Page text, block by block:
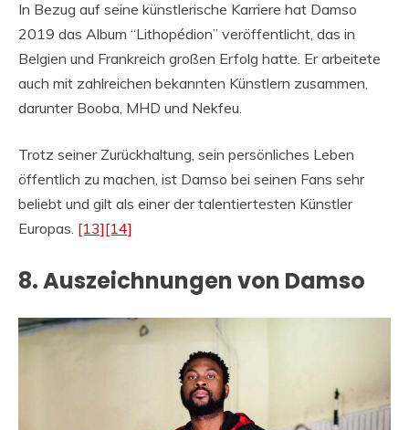
In Bezug auf seine künstlerische Karriere hat Damso
2019 das Album “Lithopédion” veröffentlicht, das in
Belgien und Frankreich großen Erfolg hatte. Er arbeitete
auch mit zahlreichen bekannten Künstlern zusammen,
darunter Booba, MHD und Nekfeu.
Trotz seiner Zurückhaltung, sein persönliches Leben
öffentlich zu machen, ist Damso bei seinen Fans sehr
beliebt und gilt als einer der talentiertesten Künstler
Europas. [13][14]
8. Auszeichnungen von Damso